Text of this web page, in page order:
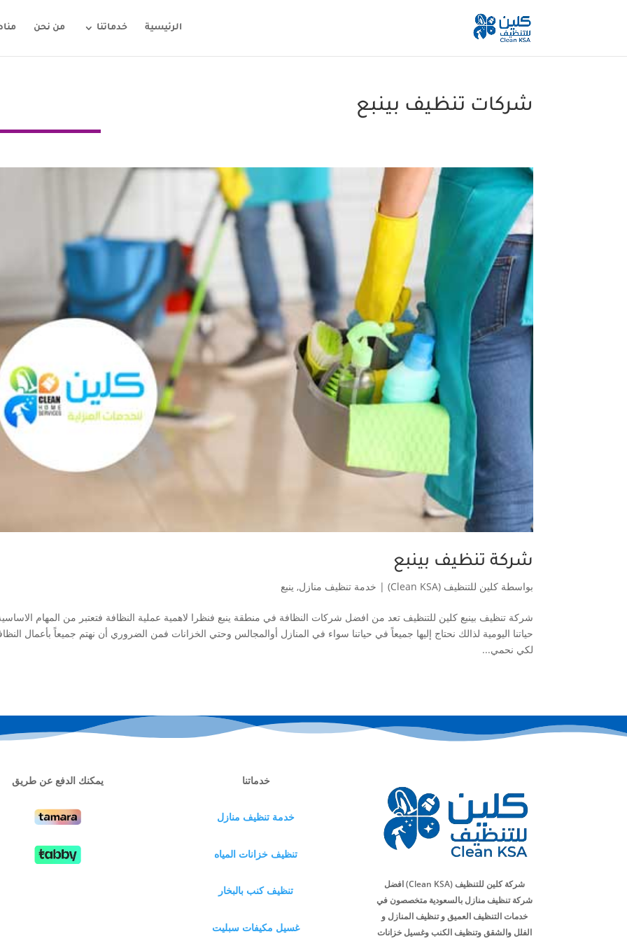
الرئيسية خدماتنا من نحن
شركات تنظيف بينبع
شركة تنظيف بينبع
بواسطةكلين للتنظيف (Clean KSA) | خدمة تنظيف منازل, ينبع
شركة تنظيف بينبع كلين للتنظيف تعد من افضل شركات النظافة في منطقة ينبع فنظرا لاهمية عملية النظافة فتعتبر من المهام
حياتنا اليومية لذالك نحتاج إليها جميعاً في حياتنا سواء في المنازل أوالمجالس وحتي الخزانات فمن الضروري أن نهتم جميعاً بأعمال
لكي نحمي...
يمكنك الدفع عن طريق خدماتنا
خدمة تنظيف منازل
تنظيف خزانات المياه
تنظيف كنب بالبخار
غسيل مكيفات سبليت
شركة كلين للتنظيف (Clean KSA) افضل
شركة تنظيف منازل بالسعودية متخصصون في
خدمات التنظيف العميق و تنظيف المنازل و
الفلل والشقق وتنظيف الكنب وغسيل خزانات